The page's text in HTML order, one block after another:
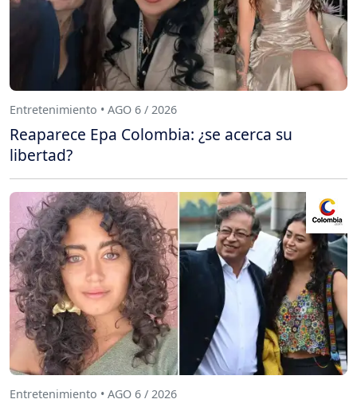
Entretenimiento • AGO 6 / 2026
Reaparece Epa Colombia: ¿se acerca su
libertad?
Entretenimiento • AGO 6 / 2026